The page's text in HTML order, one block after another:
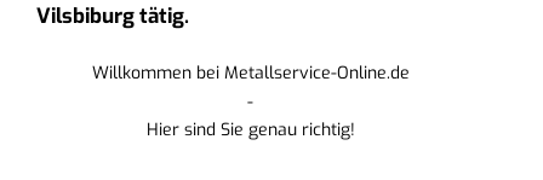
Vilsbiburg tätig.
Willkommen bei Metallservice-Online.de
-
Hier sind Sie genau richtig!